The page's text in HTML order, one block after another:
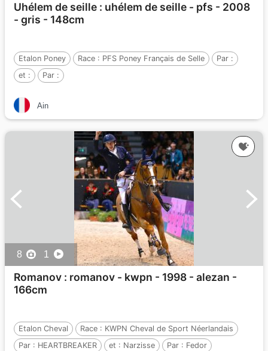
Uhélem de seille : uhélem de seille - pfs - 2008
- gris - 148cm
Etalon Poney Race : PFS Poney Français de Selle
Par :
et :
Par :
Ain
8 1
Romanov : romanov - kwpn - 1998 - alezan -
166cm
Etalon Cheval Race : KWPN Cheval de Sport Néerlandais
Par : HEARTBREAKER et : Narzisse Par : Fedor